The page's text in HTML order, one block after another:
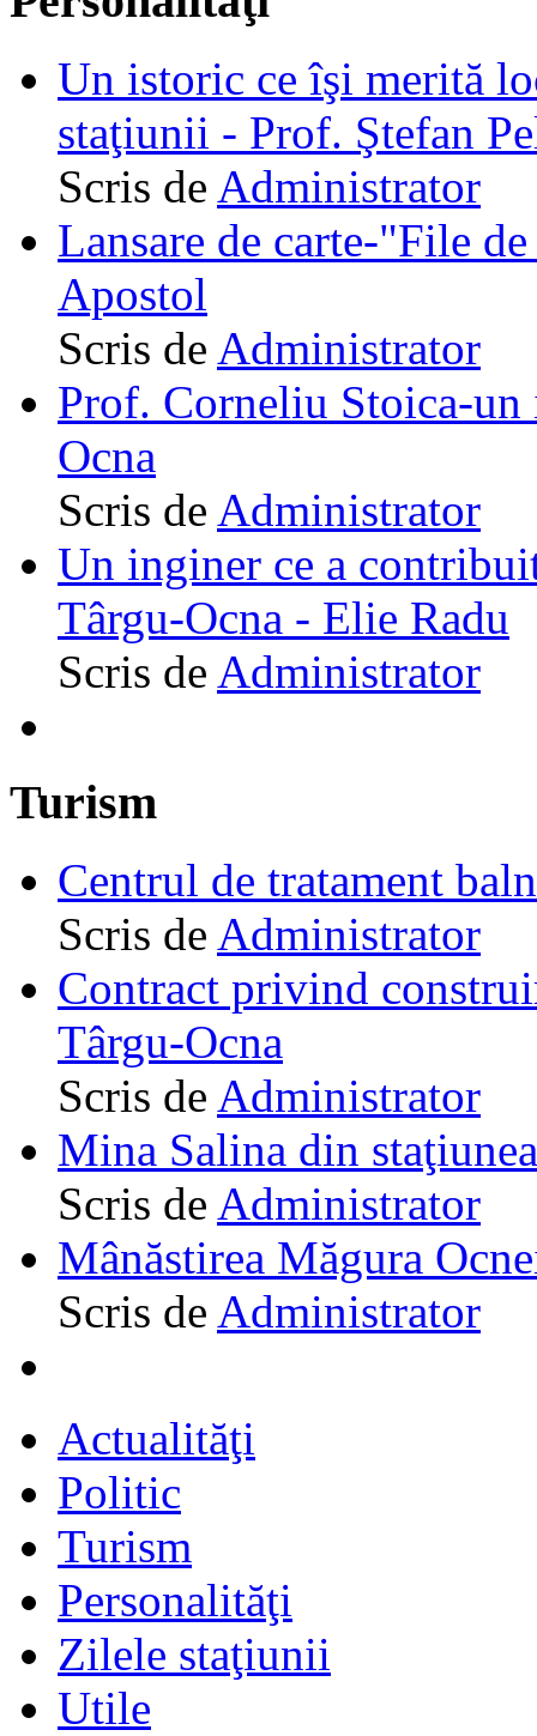
Un istoric ce îşi merită
staţiunii - Prof. Ştefan
Scris de Administrator
Lansare de carte-"File
Apostol
Scris de Administrator
Prof. Corneliu Stoica-
Ocna
Scris de Administrator
Un inginer ce a
Târgu-Ocna - Elie Radu
Scris de Administrator
Turism
Centrul de tratament
Scris de Administrator
Contract privind
Târgu-Ocna
Scris de Administrator
Mina Salina din
Scris de Administrator
Mânăstirea Măgura
Scris de Administrator
Actualităţi
Politic
Turism
Personalităţi
Zilele staţiunii
Utile